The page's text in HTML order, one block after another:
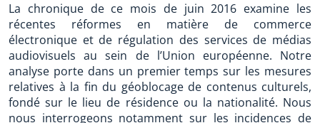
La chronique de ce mois de juin 2016 examine les
récentes réformes en matière de commerce
électronique et de régulation des services de médias
audiovisuels au sein de l’Union européenne. Notre
analyse porte dans un premier temps sur les mesures
relatives à la fin du géoblocage de contenus culturels,
fondé sur le lieu de résidence ou la nationalité. Nous
nous interrogeons notamment sur les incidences de